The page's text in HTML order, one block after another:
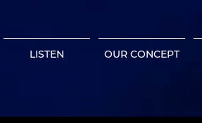
LISTEN OUR CONCEPT